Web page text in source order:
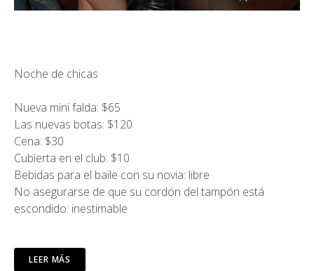
Noche de chicas
Nueva mini falda: $65
Las nuevas botas: $120
Cena: $30
Cubierta en el club: $10
Bebidas para el baile con su novia: libre
No asegurarse de que su cordón del tampón está
escondido: inestimable
LEER MÁS